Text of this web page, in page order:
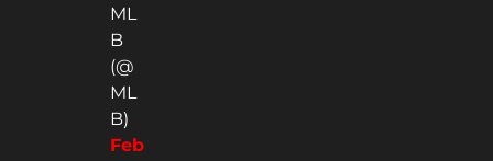
ML
B
(@
ML
B)
Feb